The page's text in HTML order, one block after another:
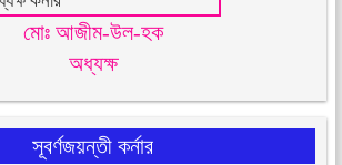
মোঃ আজীম-উল-হক
অধ্যক্ষ
সূবর্ণজয়ন্তী কর্নার